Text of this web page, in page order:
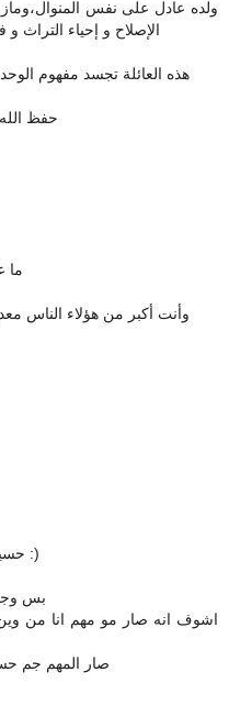
ولده عادل على نفس
الإصلاح و إحياء التراث
هذه العائلة تجسد مفهوم
حفظ
ما
وأنت أكبر من هؤلاء الناس
حسيت كاني قاعده اسمع امي تتكلم :)
بس
اشوف انه صار مو مهم انا من
صار المهم جم